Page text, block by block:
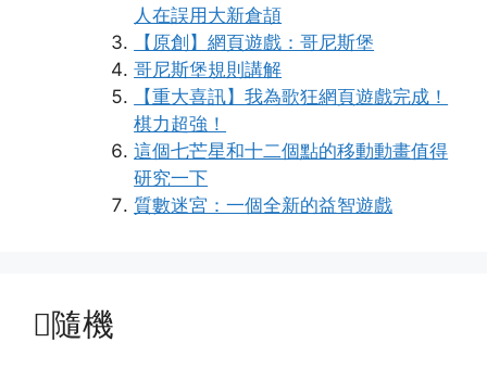
人在誤用大新倉頡
【原創】網頁遊戲：哥尼斯堡
哥尼斯堡規則講解
【重大喜訊】我為歌狂網頁遊戲完成！
棋力超強！
這個七芒星和十二個點的移動動畫值得
研究一下
質數迷宮：一個全新的益智遊戲
隨機